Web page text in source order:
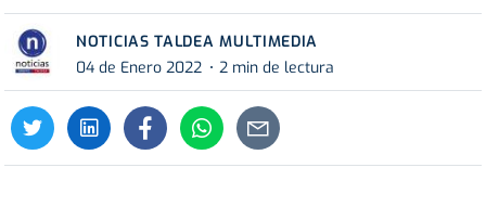
NOTICIAS TALDEA MULTIMEDIA
04 de Enero 2022
2 min de lectura